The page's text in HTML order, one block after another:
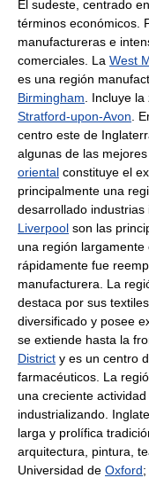
El sudeste, centrado en
términos económicos.
manufactureras e
comerciales. La West
es una región
Birmingham . Incluye
Stratford-upon-Avon .
centro este de
algunas de las
oriental constituye el
principalmente una
desarrollado industrias
Liverpool son las
una región
rápidamente fue
manufacturera. La
destaca por sus
diversificado y posee
se extiende hasta la
District y es un centro
farmacéuticos. La
una creciente
industrializando.
larga y prolífica
arquitectura, pintura,
Universidad de Oxford